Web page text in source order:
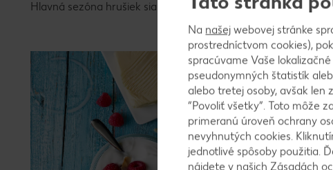
Hlavná sezóna hrušiek siaha od augusta do novembra. Od
Naša
Platnosť od
Na našej webovej stránke
prostredníctvom cookies),
spracúvame Vaše
pseudonymných štatistík
alebo tretej osoby, avšak len
“Povoliť všetky”. Toto môže
primeranú úroveň ochrany
nevyhnutých cookies.
jednotlivé spôsoby použitia.
nájdete v našich Zásadách